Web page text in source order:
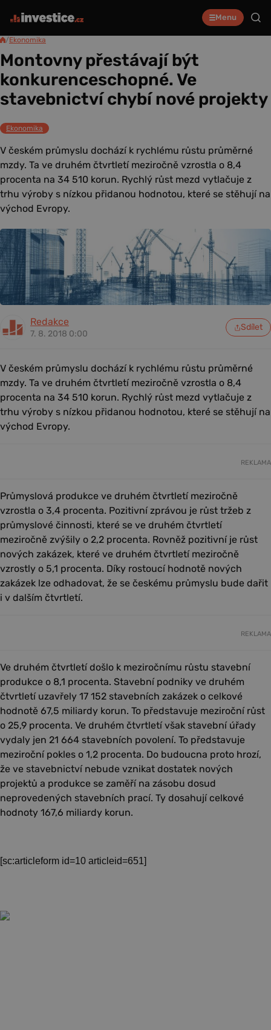
Menu
/Ekonomika
Montovny přestávají být
konkurenceschopné. Ve
stavebnictví chybí nové projekty
Ekonomika
V českém průmyslu dochází k rychlému růstu průměrné
mzdy. Ta ve druhém čtvrtletí meziročně vzrostla o 8,4
procenta na 34 510 korun. Rychlý růst mezd vytlačuje z
trhu výroby s nízkou přidanou hodnotou, které se stěhují na
východ Evropy.
Redakce
7. 8. 2018 0:00
Sdílet
V českém průmyslu dochází k rychlému růstu průměrné
mzdy. Ta ve druhém čtvrtletí meziročně vzrostla o 8,4
procenta na 34 510 korun. Rychlý růst mezd vytlačuje z
trhu výroby s nízkou přidanou hodnotou, které se stěhují na
východ Evropy.
REKLAMA
Průmyslová produkce ve druhém čtvrtletí meziročně
vzrostla o 3,4 procenta. Pozitivní zprávou je růst tržeb z
průmyslové činnosti, které se ve druhém čtvrtletí
meziročně zvýšily o 2,2 procenta. Rovněž pozitivní je růst
nových zakázek, které ve druhém čtvrtletí meziročně
vzrostly o 5,1 procenta. Díky rostoucí hodnotě nových
zakázek lze odhadovat, že se českému průmyslu bude dařit
i v dalším čtvrtletí.
REKLAMA
Ve druhém čtvrtletí došlo k meziročnímu růstu stavební
produkce o 8,1 procenta. Stavební podniky ve druhém
čtvrtletí uzavřely 17 152 stavebních zakázek o celkové
hodnotě 67,5 miliardy korun. To představuje meziroční růst
o 25,9 procenta. Ve druhém čtvrtletí však stavební úřady
vydaly jen 21 664 stavebních povolení. To představuje
meziroční pokles o 1,2 procenta. Do budoucna proto hrozí,
že ve stavebnictví nebude vznikat dostatek nových
projektů a produkce se zaměří na zásobu dosud
neprovedených stavebních prací. Ty dosahují celkové
hodnoty 167,6 miliardy korun.
[sc:articleform id=10 articleid=651]